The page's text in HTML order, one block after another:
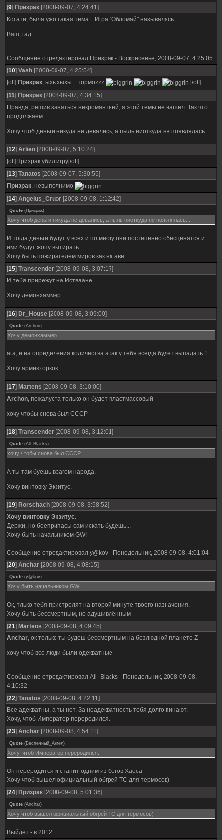
[9] Призрак [2008-09-07, 4:24:41]
Кстати, была ужо такая тема... Игра "Обломай" называлась.
Ваш, гад.
Сообщение отредактировал Призрак - Воскресенье, 2008-09-07, 4:25:05
[10] Vash [2008-09-07, 4:25:54]
[off] Призрак, ыхыхыхы....тормоzzz
[/off]
[11] Призрак [2008-09-07, 4:34:15]
Правда, решив заняться некромантией, я этой темы не нашел. Так что
продолжаем...
Хочу чтоб деньги никуда не девались, а пыль ниоткуда не появлялась...
[12] Arlien [2008-09-07, 5:10:24]
[off]Призрак убил игру[/off]
[13] Tanatos [2008-09-07, 5:30:55]
Призрак, невыполнимо
[14] Angelus_Cruor [2008-09-08, 1:12:42]
Quote (Призрак)
Хочу чтоб деньги никуда не девались, а пыль ниоткуда не появлялась...
И тогда деньги будут у всех и по многу они постепенно обесценятся и
ими будут жопу вытирать.
Хочу быть пожирателем миров как на аве...
[15] Transcender [2008-09-08, 3:07:17]
И тебя прирежут на Истваане.
Хочу демонхаммер.
[16] Dr_House [2008-09-08, 3:09:00]
Quote (Archon)
Хочу демонхаммер.
ага, и на определения количества атак у тебя всегда будет выпадать 1.
Хочу армию орков.
[17] Martens [2008-09-08, 3:10:00]
Archon, пожалуста только он будет пластмассовый
хочу чтобы снова был СССР
[18] Transcender [2008-09-08, 3:12:01]
Quote (All_Blacks)
хочу чтобы снова был СССР
А ты там буешь врагом народа.
Хочу винтовку Экзитус.
[19] Rorschach [2008-09-08, 3:58:52]
Хочу винтовку Экзитус.
Держи, но боеприпасы сам искать будешь...
Хочу быть начальником GW!
Сообщение отредактировал y@kov - Понедельник, 2008-09-08, 4:01:04
[20] Anchar [2008-09-08, 4:08:15]
Quote (y@kov)
Хочу быть начальником GW!
Ок, тлько тебя пристрелят на второй минуте твоего назначения.
Хочу быть бессмертным, но адушивлённым
[21] Martens [2008-09-08, 4:09:45]
Anchar, ок только ты будеш бессмертным на безлюдной планете Z
хочу чтоб все люди были одекватные
Сообщение отредактировал All_Blacks - Понедельник, 2008-09-08,
4:10:32
[22] Tanatos [2008-09-08, 4:22:11]
Все адекватны, а ты нет. За неадекватность тебя долго пинают.
Хочу, чтоб Император переродился.
[23] Anchar [2008-09-08, 4:54:11]
Quote (Беспечный_Ангел)
Хочу, чтоб Император переродился.
Он переродится и станит одним из богов Хаоса
Хочу чтоб вышел официальный обгрей ТС для термосов)
[24] Призрак [2008-09-08, 5:01:36]
Quote (Anchar)
Хочу чтоб вышел официальный обгрей ТС для термосов)
Выйдет - в 2012.